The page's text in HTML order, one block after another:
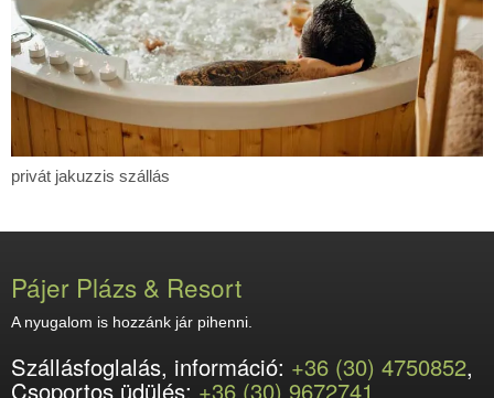
privát
privát jakuzzis szállás
Pájer Plázs & Resort
A nyugalom is hozzánk jár pihenni.
Szállásfoglalás, információ: +36 (30) 4750852,
Csoportos üdülés: +36 (30) 9672741